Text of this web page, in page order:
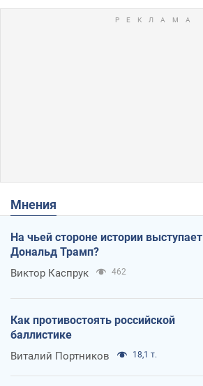
Мнения
На чьей стороне истории выступает
Дональд Трамп?
Виктор Каспрук 462
Как противостоять российской
баллистике
Виталий Портников 18,1 т.